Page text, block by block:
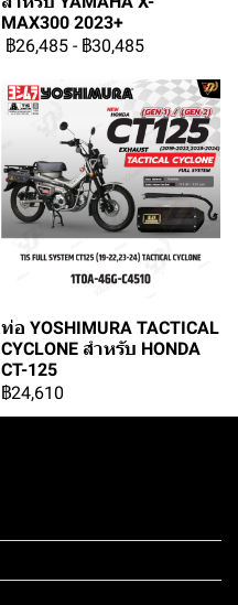
MAX300 2023+
฿26,485 - ฿30,485
ท่อ YOSHIMURA TACTICAL
CYCLONE สำหรับ HONDA
CT-125
฿24,610